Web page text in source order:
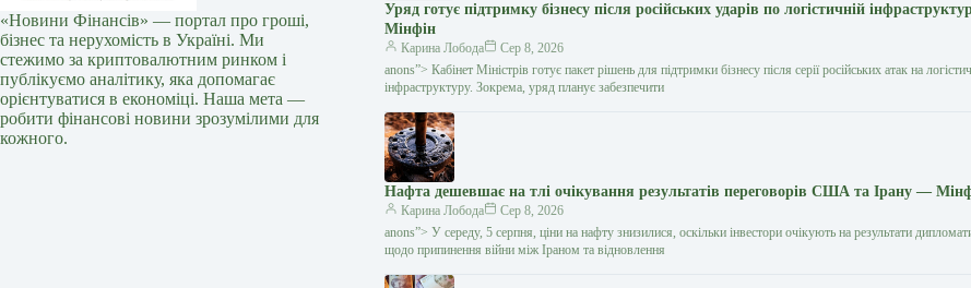
«Новини Фінансів» — портал про гроші,
бізнес та нерухомість в Україні. Ми
стежимо за криптовалютним ринком і
публікуємо аналітику, яка допомагає
орієнтуватися в економіці. Наша мета —
робити фінансові новини зрозумілими для
кожного.
Уряд готує підтримку бізнесу після російських ударів по логістичній
Мінфін
Карина Лобода
Сер 8, 2026
anons”> Кабінет Міністрів готує пакет рішень для підтримки бізнесу після серії російських атак на
інфраструктуру. Зокрема, уряд планує забезпечити
Нафта дешевшає на тлі очікування результатів переговорів США та Ірану —
Карина Лобода
Сер 8, 2026
anons”> У середу, 5 серпня, ціни на нафту знизилися, оскільки інвестори очікують на результати
щодо припинення війни між Іраном та відновлення